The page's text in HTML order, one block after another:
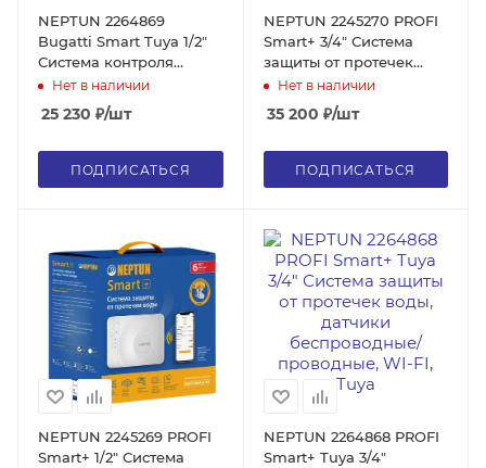
NEPTUN 2264869
Bugatti Smart Tuya 1/2"
Система контроля
протечки воды, датчики
проводные, WI-FI, Tuya
Нет в наличии
25 230 ₽/шт
ПОДПИСАТЬСЯ
NEPTUN 2245270 PROFI
Smart+ 3/4" Система
защиты от протечек
воды, датчики
беспроводные/
проводные, WI-FI
Нет в наличии
35 200 ₽/шт
ПОДПИСАТЬСЯ
NEPTUN 2245269 PROFI
Smart+ 1/2" Система
NEPTUN 2264868 PROFI
Smart+ Tuya 3/4"